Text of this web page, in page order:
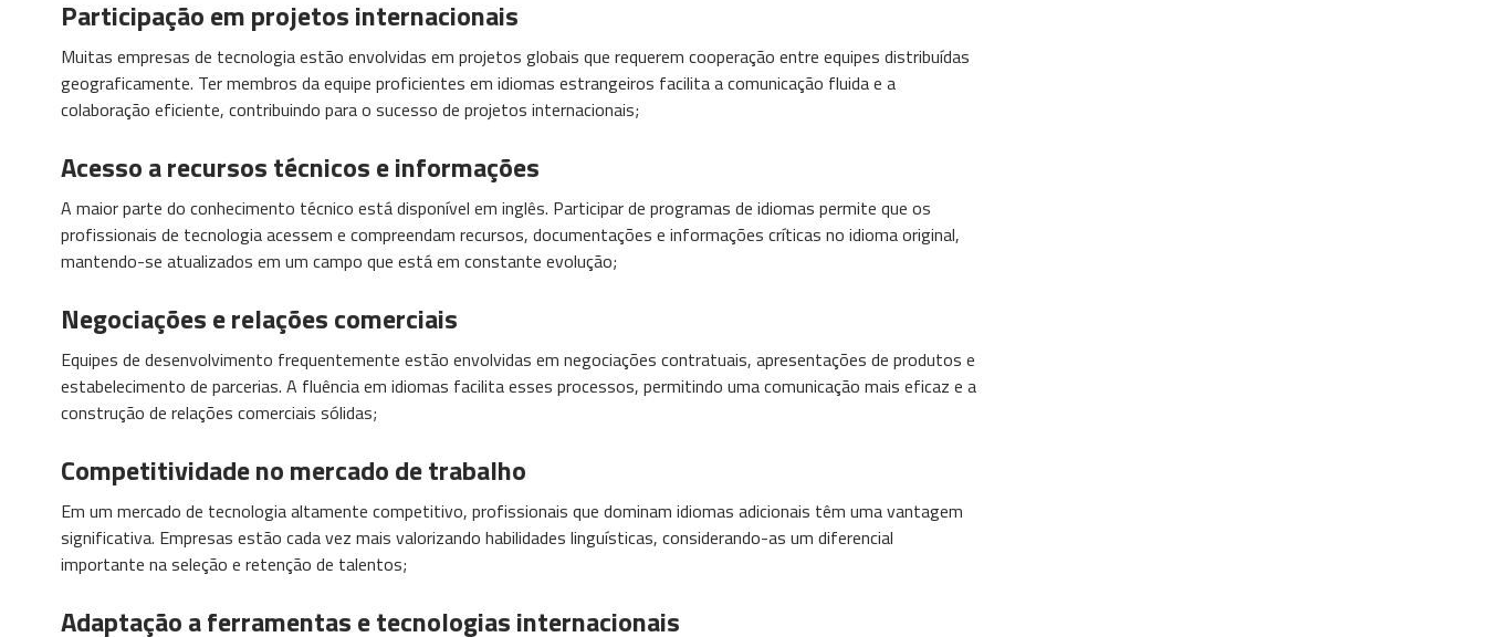
Participação em projetos internacionais
Muitas empresas de tecnologia estão envolvidas em projetos globais que requerem cooperação entre equipes distribuídas
geograficamente. Ter membros da equipe proficientes em idiomas estrangeiros facilita a comunicação fluida e a
colaboração eficiente, contribuindo para o sucesso de projetos internacionais;
Acesso a recursos técnicos e informações
A maior parte do conhecimento técnico está disponível em inglês. Participar de programas de idiomas permite que os
profissionais de tecnologia acessem e compreendam recursos, documentações e informações críticas no idioma original,
mantendo-se atualizados em um campo que está em constante evolução;
Negociações e relações comerciais
Equipes de desenvolvimento frequentemente estão envolvidas em negociações contratuais, apresentações de produtos e
estabelecimento de parcerias. A fluência em idiomas facilita esses processos, permitindo uma comunicação mais eficaz e a
construção de relações comerciais sólidas;
Competitividade no mercado de trabalho
Em um mercado de tecnologia altamente competitivo, profissionais que dominam idiomas adicionais têm uma vantagem
significativa. Empresas estão cada vez mais valorizando habilidades linguísticas, considerando-as um diferencial
importante na seleção e retenção de talentos;
Adaptação a ferramentas e tecnologias internacionais